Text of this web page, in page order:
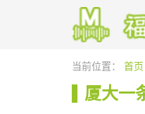
当前位置： 首页
厦大一